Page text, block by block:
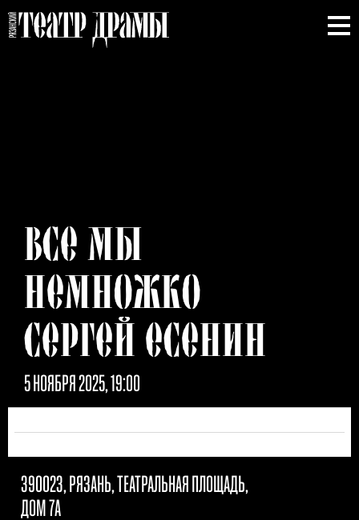
ВСЕ МЫ
НЕМНОЖКО
СЕРГЕЙ ЕСЕНИН
5 НОЯБРЯ 2025, 19:00
390023, РЯЗАНЬ, ТЕАТРАЛЬНАЯ ПЛОЩАДЬ,
ДОМ 7А